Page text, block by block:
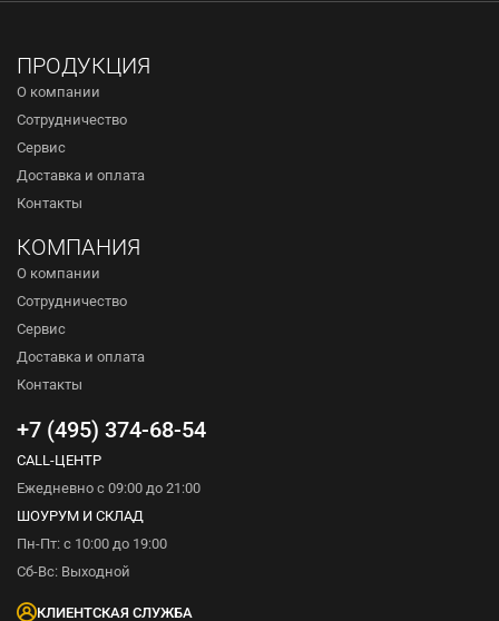
ПРОДУКЦИЯ
О компании
Сотрудничество
Сервис
Доставка и оплата
Контакты
КОМПАНИЯ
О компании
Сотрудничество
Сервис
Доставка и оплата
Контакты
+7 (495) 374-68-54
CALL-ЦЕНТР
Ежедневно с 09:00 до 21:00
ШОУРУМ И СКЛАД
Пн-Пт: с 10:00 до 19:00
Сб-Вс: Выходной
КЛИЕНТСКАЯ СЛУЖБА